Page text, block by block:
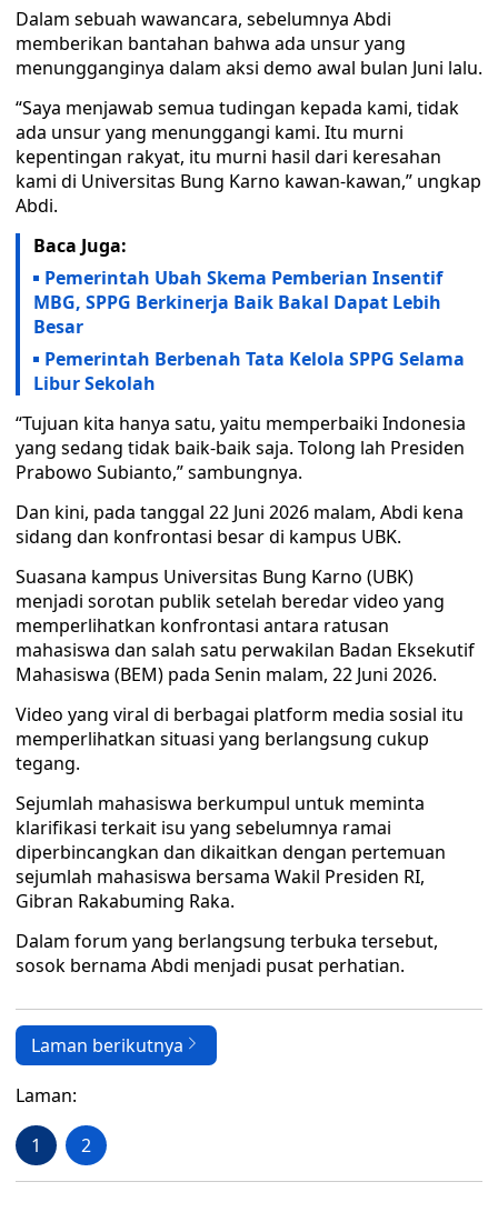
Dalam sebuah wawancara, sebelumnya Abdi
memberikan bantahan bahwa ada unsur yang
menungganginya dalam aksi demo awal bulan Juni lalu.
“Saya menjawab semua tudingan kepada kami, tidak
ada unsur yang menunggangi kami. Itu murni
kepentingan rakyat, itu murni hasil dari keresahan
kami di Universitas Bung Karno kawan-kawan,” ungkap
Abdi.
Baca Juga:
Pemerintah Ubah Skema Pemberian Insentif
MBG, SPPG Berkinerja Baik Bakal Dapat Lebih
Besar
Pemerintah Berbenah Tata Kelola SPPG Selama
Libur Sekolah
“Tujuan kita hanya satu, yaitu memperbaiki Indonesia
yang sedang tidak baik-baik saja. Tolong lah Presiden
Prabowo Subianto,” sambungnya.
Dan kini, pada tanggal 22 Juni 2026 malam, Abdi kena
sidang dan konfrontasi besar di kampus UBK.
Suasana kampus Universitas Bung Karno (UBK)
menjadi sorotan publik setelah beredar video yang
memperlihatkan konfrontasi antara ratusan
mahasiswa dan salah satu perwakilan Badan Eksekutif
Mahasiswa (BEM) pada Senin malam, 22 Juni 2026.
Video yang viral di berbagai platform media sosial itu
memperlihatkan situasi yang berlangsung cukup
tegang.
Sejumlah mahasiswa berkumpul untuk meminta
klarifikasi terkait isu yang sebelumnya ramai
diperbincangkan dan dikaitkan dengan pertemuan
sejumlah mahasiswa bersama Wakil Presiden RI,
Gibran Rakabuming Raka.
Dalam forum yang berlangsung terbuka tersebut,
sosok bernama Abdi menjadi pusat perhatian.
Laman berikutnya
Laman:
1 2